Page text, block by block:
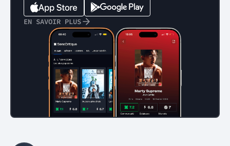
EN SAVOIR PLUS